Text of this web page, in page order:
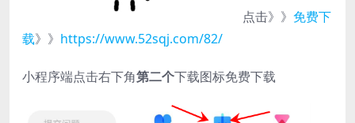
点击》》 免费下
载》》 https://www.52sqj.com/82/
小程序端点击右下角第二个下载图标免费下载